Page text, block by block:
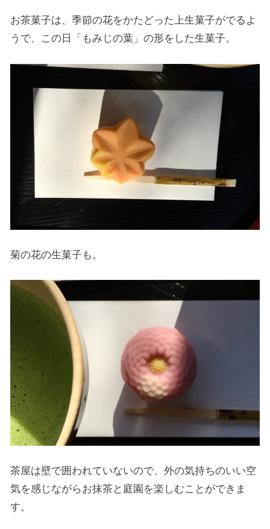
お茶菓子は、季節の花をかたどった上生菓子がでるよ
うで、この日「もみじの葉」の形をした生菓子。
菊の花の生菓子も。
茶屋は壁で囲われていないので、外の気持ちのいい空
気を感じながらお抹茶と庭園を楽しむことができま
す。